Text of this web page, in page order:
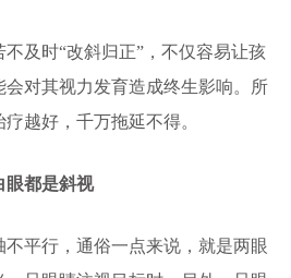
时“改斜归正”，不仅容易让孩
对其视力发育造成终生影响。所
越好，千万拖延不得。
都是斜视
平行，通俗一点来说，就是两眼